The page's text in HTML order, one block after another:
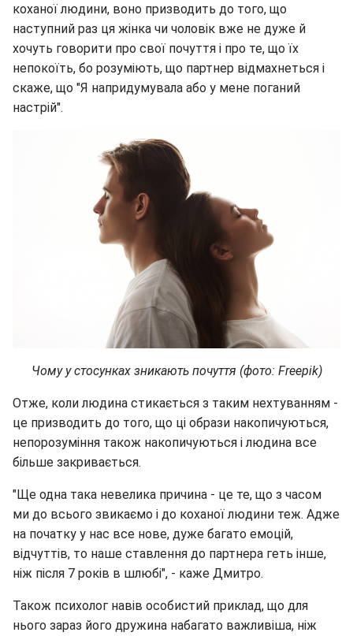
коханої людини, воно призводить до того, що
наступний раз ця жінка чи чоловік вже не дуже й
хочуть говорити про свої почуття і про те, що їх
непокоїть, бо розуміють, що партнер відмахнеться і
скаже, що "Я напридумувала або у мене поганий
настрій".
Чому у стосунках зникають почуття (фото: Freepik)
Отже, коли людина стикається з таким нехтуванням -
це призводить до того, що ці образи накопичуються,
непорозуміння також накопичуються і людина все
більше закривається.
"Ще одна така невелика причина - це те, що з часом
ми до всього звикаємо і до коханої людини теж. Адже
на початку у нас все нове, дуже багато емоцій,
відчуттів, то наше ставлення до партнера геть інше,
ніж після 7 років в шлюбі", - каже Дмитро.
Також психолог навів особистий приклад, що для
нього зараз його дружина набагато важливіша, ніж